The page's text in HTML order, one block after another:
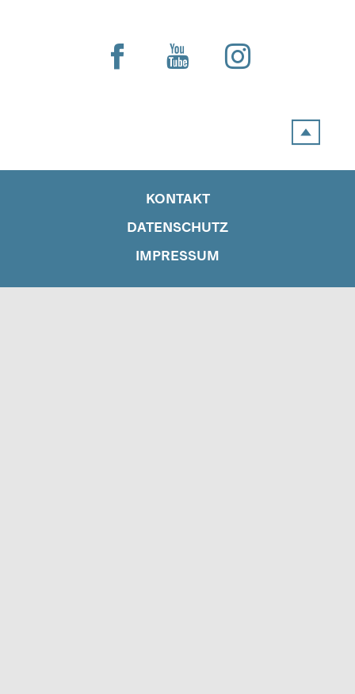
KONTAKT
DATENSCHUTZ
IMPRESSUM